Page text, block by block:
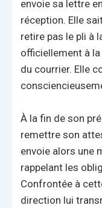
envoie sa lettre
réception. Elle
retire pas le pli à
officiellement à
du courrier. Elle
À la fin de son
remettre son
envoie alors une
rappelant les
Confrontée à
direction lui